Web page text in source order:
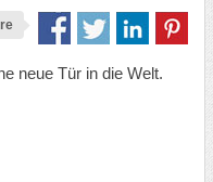
neue Tür in die Welt.